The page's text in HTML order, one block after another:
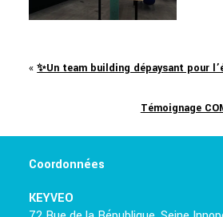
«✨Un team building dépaysant pour
Témoignage
Coordonnées
KEYVEO